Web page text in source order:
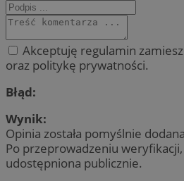
Akceptuję regulamin
oraz politykę prywatności.
Błąd:
Wynik:
Opinia została pomyślnie
Po przeprowadzeniu
udostępniona publicznie.